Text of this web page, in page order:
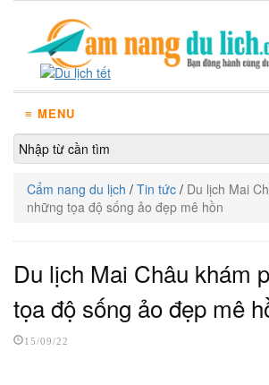
≡ MENU
Cẩm nang du lịch / Tin tức / Du lịch Mai
những tọa độ sống ảo đẹp mê hồn
Du lịch Mai Châu khám
tọa độ sống ảo đẹp mê
15/09/22